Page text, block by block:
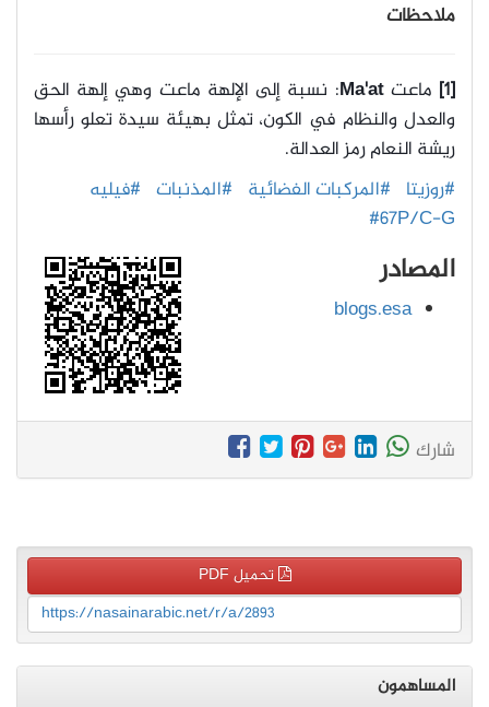
ملاحظات
[1] ماعتMa'at: نسبة إلى الإلهة ماعت وهي إلهة الحق
والعدل والنظام في الكون، تمثل بهيئة سيدة تعلو رأسها
ريشة النعام رمز العدالة.
#روزيتا #المركبات الفضائية #المذنبات #فيليه
#67P/C-G
المصادر
blogs.esa
شارك
تحميل PDF
https://nasainarabic.net/r/a/2893
المساهمون